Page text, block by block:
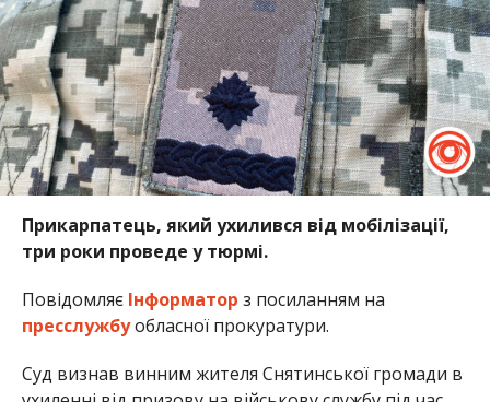
Прикарпатець, який ухилився від мобілізації,
три роки проведе у тюрмі.
Повідомляє Інформатор з посиланням на
пресслужбуобласної прокуратури.
Суд визнав винним жителя Снятинської громади в